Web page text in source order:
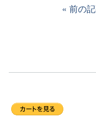
前の